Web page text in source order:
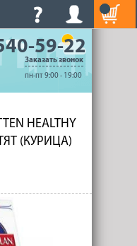
59-22
Заказать звонок
пн-пт 9:00 - 19:00
HEALTHY
(КУРИЦА)